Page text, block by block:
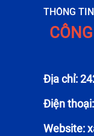
THÔNG
Địa chỉ:
Điện
Website: